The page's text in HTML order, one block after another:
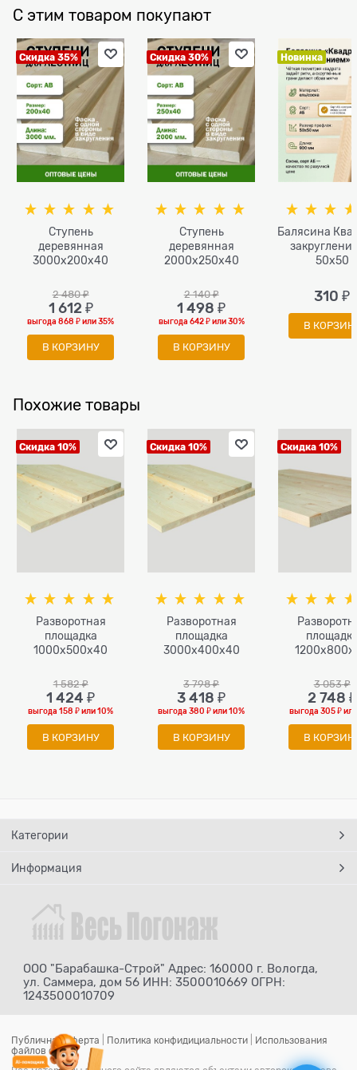
С этим товаром покупают
Скидка 35%
Ступень
деревянная
3000x200x40
2 480 ₽
1 612 ₽
выгода868 ₽или35%
В КОРЗИНУ
Скидка 30%
Ступень
деревянная
2000x250x40
2 140 ₽
1 498 ₽
выгода 642 ₽или30%
В КОРЗИНУ
Новинка
Балясина
50x50
310 ₽
В
Похожие товары
Скидка 10%
Разворотная
площадка
1000х500х40
1 582 ₽
1 424 ₽
выгода158 ₽или10%
В КОРЗИНУ
Скидка 10%
Разворотная
площадка
3000х400х40
3 798 ₽
3 418 ₽
выгода380 ₽или10%
В КОРЗИНУ
Скидка 10%
3 053 ₽
2 748 ₽
выгода 305 ₽
В
Категории
Информация
ООО "Барабашка-Строй" Адрес: 160000 г. Вологда,
ул. Саммера, дом 56 ИНН: 3500010669 ОГРН:
1243500010709
Публичная оферта Политика конфидициальности
Использования
файлов cookie